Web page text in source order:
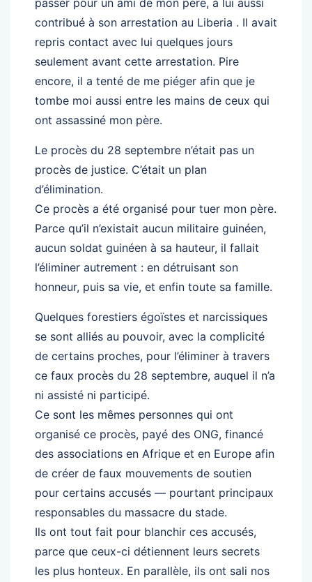
contribué à son arrestation au Liberia . Il avait
repris contact avec lui quelques jours
seulement avant cette arrestation. Pire
encore, il a tenté de me piéger afin que je
tombe moi aussi entre les mains de ceux qui
ont assassiné mon père.
Le procès du 28 septembre n’était pas un
procès de justice. C’était un plan
d’élimination.
Ce procès a été organisé pour tuer mon père.
Parce qu’il n’existait aucun militaire guinéen,
aucun soldat guinéen à sa hauteur, il fallait
l’éliminer autrement : en détruisant son
honneur, puis sa vie, et enfin toute sa famille.
Quelques forestiers égoïstes et narcissiques
se sont alliés au pouvoir, avec la complicité
de certains proches, pour l’éliminer à travers
ce faux procès du 28 septembre, auquel il n’a
ni assisté ni participé.
Ce sont les mêmes personnes qui ont
organisé ce procès, payé des ONG, financé
des associations en Afrique et en Europe afin
de créer de faux mouvements de soutien
pour certains accusés — pourtant principaux
responsables du massacre du stade.
Ils ont tout fait pour blanchir ces accusés,
parce que ceux-ci détiennent leurs secrets
les plus honteux. En parallèle, ils ont sali nos